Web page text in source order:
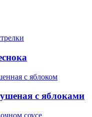
с яблоками